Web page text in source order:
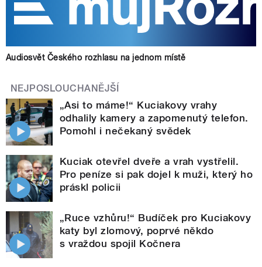
Audiosvět Českého rozhlasu na jednom místě
NEJPOSLOUCHANĚJŠÍ
„Asi to máme!“ Kuciakovy vrahy
odhalily kamery a zapomenutý telefon.
Pomohl i nečekaný svědek
Kuciak otevřel dveře a vrah vystřelil.
Pro peníze si pak dojel k muži, který ho
práskl policii
„Ruce vzhůru!“ Budíček pro Kuciakovy
katy byl zlomový, poprvé někdo
s vraždou spojil Kočnera